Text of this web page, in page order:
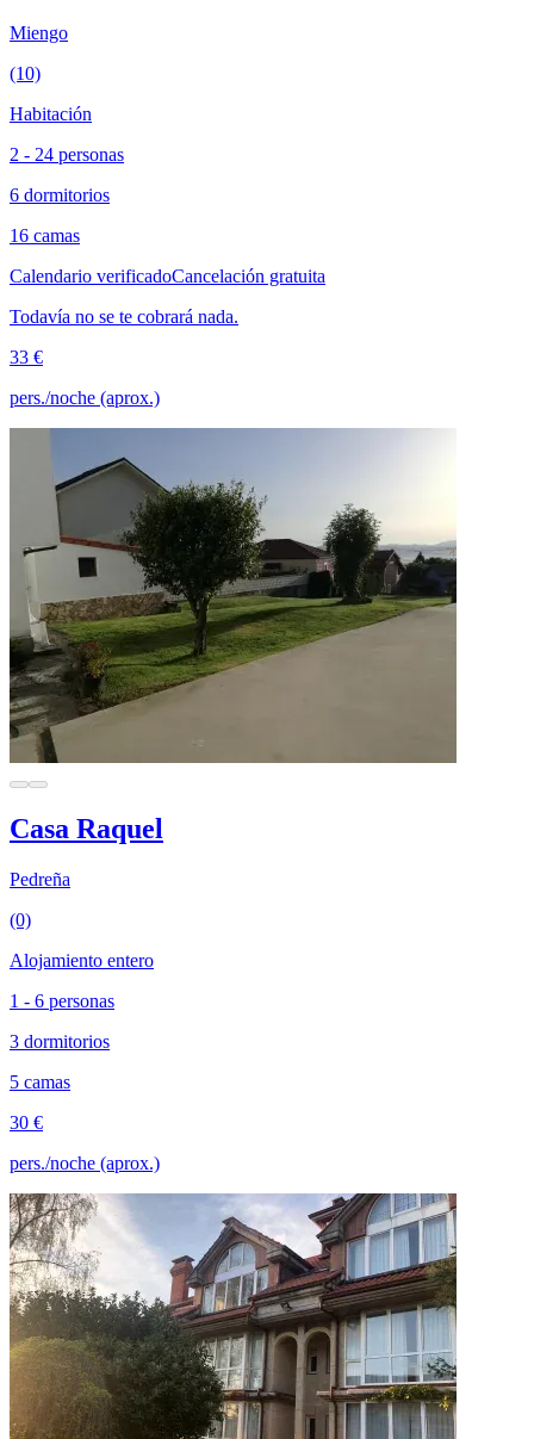
Miengo
(10)
Habitación
2 - 24 personas
6 dormitorios
16 camas
Calendario verificadoCancelación gratuita
Todavía no se te cobrará nada.
33 €
pers./noche (aprox.)
Casa Raquel
Pedreña
(0)
Alojamiento entero
1 - 6 personas
3 dormitorios
5 camas
30 €
pers./noche (aprox.)